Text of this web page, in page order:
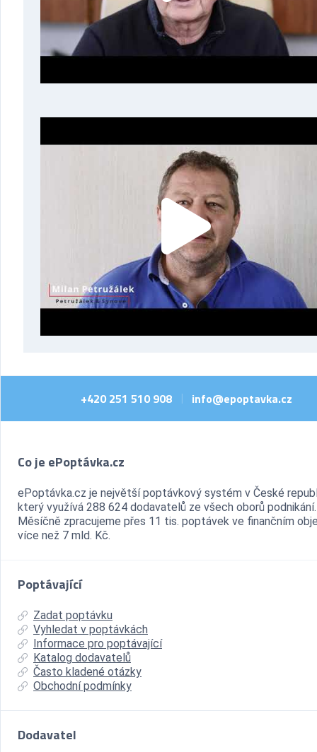
+420 251 510 908 info@epoptavka.cz
Co je ePoptávka.cz
ePoptávka.cz je největší poptávkový systém v České
který využívá 288 624 dodavatelů ze všech oborů podnikání.
Měsíčně zpracujeme přes 11 tis. poptávek ve finančním
více než 7 mld. Kč.
Poptávající
Zadat poptávku
Vyhledat v poptávkách
Informace pro poptávající
Katalog dodavatelů
Často kladené otázky
Obchodní podmínky
Dodavatel